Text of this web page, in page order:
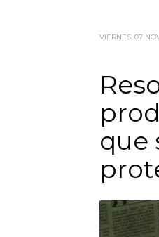
VIERNES, 07
que